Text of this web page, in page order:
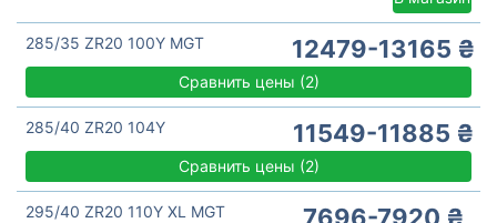
285/35 ZR20 100Y MGT 12479-13165 ₴
Сравнить цены (2)
285/40 ZR20 104Y 11549-11885 ₴
Сравнить цены (2)
295/40 ZR20 110Y XL MGT